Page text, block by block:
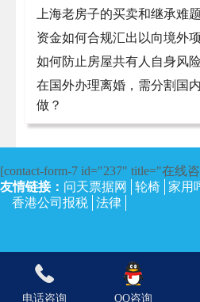
上海老房子的买卖和继承难
资金如何合规汇出以向境外
如何防止房屋共有人自身风
在国外办理离婚，需分割国
做？
[contact-form-7 id="237" title="在线
友情链接： 问天票据网 轮椅 家用
香港公司报税 法律
沪ICP备13002673号-4| 上海律师
电话咨询 QQ咨询